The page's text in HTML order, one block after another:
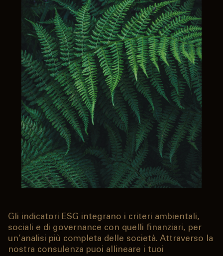
Gli indicatori ESG integrano i criteri ambientali,
sociali e di governance con quelli finanziari, per
un’analisi più completa delle società. Attraverso la
nostra consulenza puoi allineare i tuoi